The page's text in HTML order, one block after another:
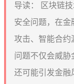
导读：
区块链
安全问题，在金
攻击、智能合约
问题不仅会威胁
还可能引发金融